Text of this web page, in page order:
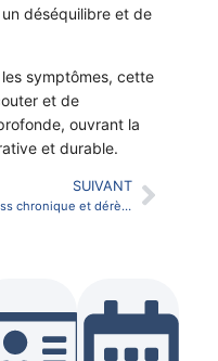
déséquilibre et de
symptômes, cette
et de
ouvrant la
et durable.
SUIVANT
Stress chronique et dérèglement énergétique : un lien sous-estimé